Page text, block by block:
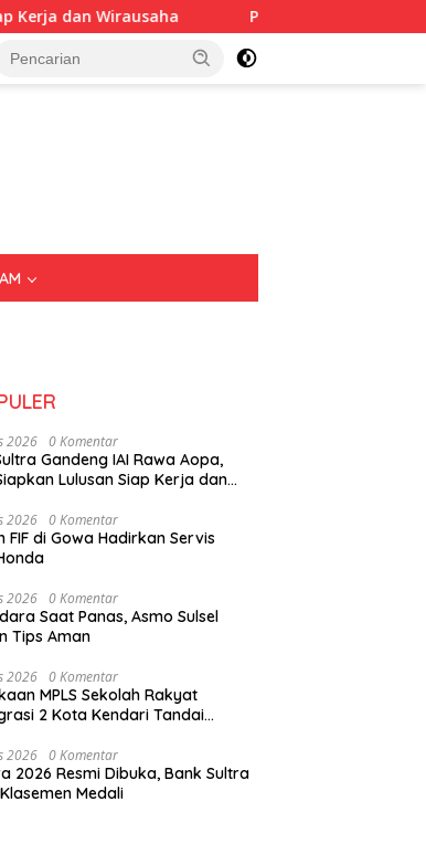
Puluhan Tenant Ramaikan Festival Kuliner
2026 0 Komentar
Gandeng IAI Rawa Aopa,
Lulusan Siap Kerja dan
2026 0 Komentar
FIF di Gowa Hadirkan Servis
2026 0 Komentar
Saat Panas, Asmo Sulsel
Tips Aman
2026 0 Komentar
MPLS Sekolah Rakyat
2 Kota Kendari Tandai
2026 0 Komentar
2026 Resmi Dibuka, Bank Sultra
Medali